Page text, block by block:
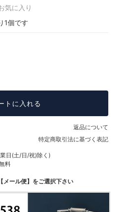
気に入り
1個です
トに入れる
返品について
特定商取引法に基づく表記
日(土/日/祝)除く)
料
メール便】をご選択下さい